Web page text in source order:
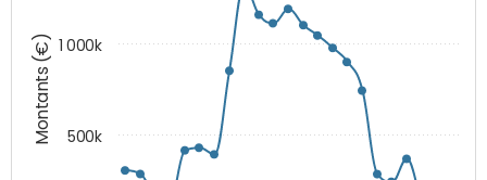
Montants (€) 500k
1 000k